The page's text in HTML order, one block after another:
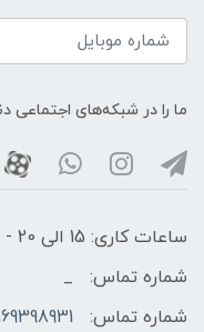
ما را در شبکه‌های اجتماعی
ساعات کاری: 15 الی 20 - بجز ایام تعطیل
شماره تماس:
_
شماره تماس: